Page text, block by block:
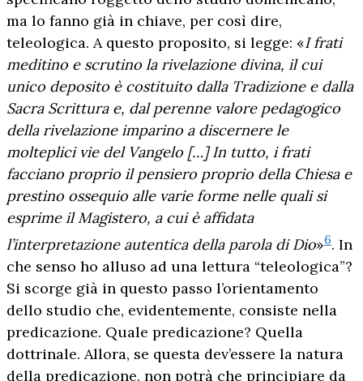
ma lo fanno già in chiave, per così dire,
teleologica. A questo proposito, si legge: «I frati
meditino e scrutino la rivelazione divina, il cui
unico deposito è costituito dalla Tradizione e dalla
Sacra Scrittura e, dal perenne valore pedagogico
della rivelazione imparino a discernere le
molteplici vie del Vangelo […] In tutto, i frati
facciano proprio il pensiero proprio della Chiesa e
prestino ossequio alle varie forme nelle quali si
esprime il Magistero, a cui è affidata
l’interpretazione autentica della parola di Dio»6. In
che senso ho alluso ad una lettura “teleologica”?
Si scorge già in questo passo l’orientamento
dello studio che, evidentemente, consiste nella
predicazione. Quale predicazione? Quella
dottrinale. Allora, se questa dev’essere la natura
della predicazione, non potrà che principiare da